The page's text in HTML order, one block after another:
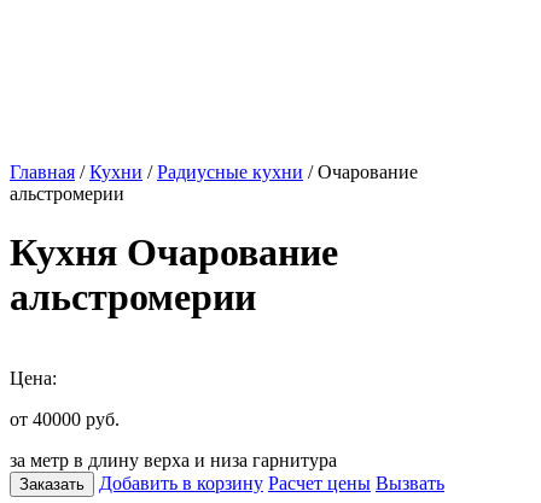
Главная /Кухни /Радиусные кухни / Очарование
альстромерии
Кухня Очарование
альстромерии
Цена:
от 40000 руб.
за метр в длину верха и низа гарнитура
Заказать Добавить в корзину Расчет цены Вызвать